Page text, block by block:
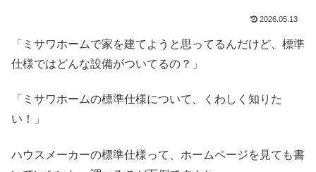
2026.05.13
「ミサワホームで家を建てようと思ってるんだけど、標準
仕様ではどんな設備がついてるの？」
「ミサワホームの標準仕様について、くわしく知りた
い！」
ハウスメーカーの標準仕様って、ホームページを見ても書